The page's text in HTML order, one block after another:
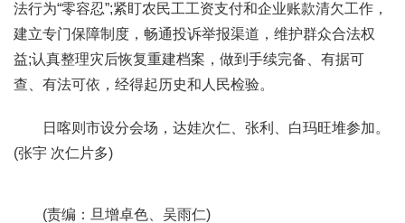
法行为“零容忍”;紧盯农民工工资支付和企业账款清欠工作，
建立专门保障制度，畅通投诉举报渠道，维护群众合法权
益;认真整理灾后恢复重建档案，做到手续完备、有据可
查、有法可依，经得起历史和人民检验。
日喀则市设分会场，达娃次仁、张利、白玛旺堆参加。
(张宇 次仁片多)
(责编：旦增卓色、吴雨仁)